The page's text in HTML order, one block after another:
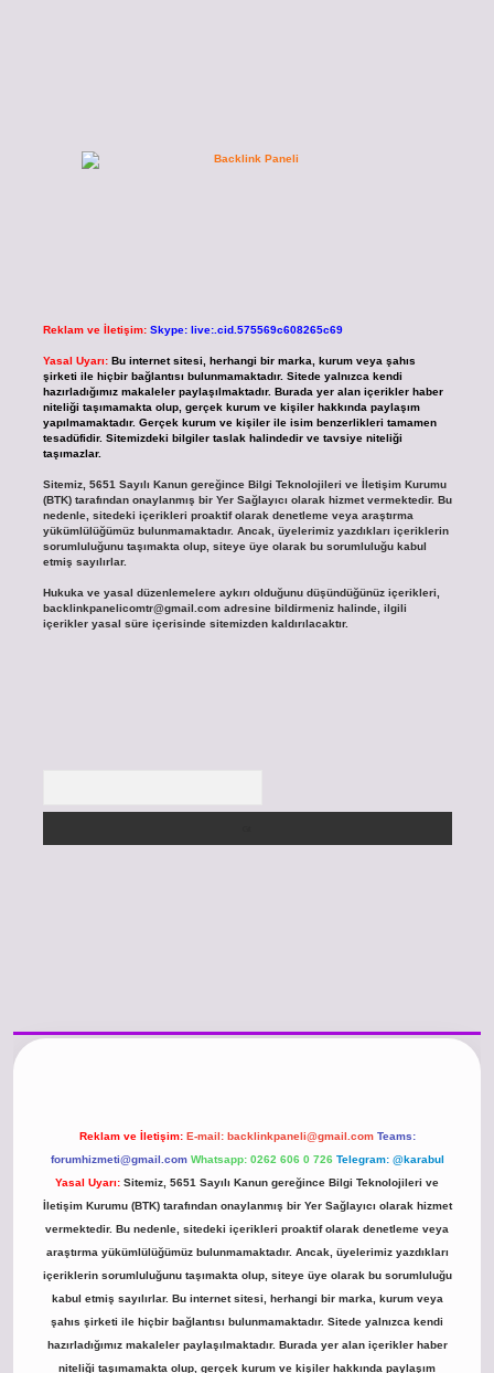
Reklam ve İletişim: Skype: live:.cid.575569c608265c69
Yasal Uyarı: Bu internet sitesi, herhangi bir marka, kurum veya şahıs
şirketi ile hiçbir bağlantısı bulunmamaktadır. Sitede yalnızca kendi
hazırladığımız makaleler paylaşılmaktadır. Burada yer alan içerikler haber
niteliği taşımamakta olup, gerçek kurum ve kişiler hakkında paylaşım
yapılmamaktadır. Gerçek kurum ve kişiler ile isim benzerlikleri tamamen
tesadüfidir. Sitemizdeki bilgiler taslak halindedir ve tavsiye niteliği
taşımazlar.
Sitemiz, 5651 Sayılı Kanun gereğince Bilgi Teknolojileri ve İletişim Kurumu
(BTK) tarafından onaylanmış bir Yer Sağlayıcı olarak hizmet vermektedir. Bu
nedenle, sitedeki içerikleri proaktif olarak denetleme veya araştırma
yükümlülüğümüz bulunmamaktadır. Ancak, üyelerimiz yazdıkları içeriklerin
sorumluluğunu taşımakta olup, siteye üye olarak bu sorumluluğu kabul
etmiş sayılırlar.
Hukuka ve yasal düzenlemelere aykırı olduğunu düşündüğünüz içerikleri,
backlinkpanelicomtr@gmail.comadresine bildirmeniz halinde, ilgili
içerikler yasal süre içerisinde sitemizden kaldırılacaktır.
Reklam ve İletişim: E-mail: backlinkpaneli@gmail.com Teams:
forumhizmeti@gmail.com Whatsapp: 0262 606 0 726 Telegram: @karabul
Yasal Uyarı: Sitemiz, 5651 Sayılı Kanun gereğince Bilgi Teknolojileri ve
İletişim Kurumu (BTK) tarafından onaylanmış bir Yer Sağlayıcı olarak hizmet
vermektedir. Bu nedenle, sitedeki içerikleri proaktif olarak denetleme veya
araştırma yükümlülüğümüz bulunmamaktadır. Ancak, üyelerimiz yazdıkları
içeriklerin sorumluluğunu taşımakta olup, siteye üye olarak bu sorumluluğu
kabul etmiş sayılırlar. Bu internet sitesi, herhangi bir marka, kurum veya
şahıs şirketi ile hiçbir bağlantısı bulunmamaktadır. Sitede yalnızca kendi
hazırladığımız makaleler paylaşılmaktadır. Burada yer alan içerikler haber
niteliği taşımamakta olup, gerçek kurum ve kişiler hakkında paylaşım